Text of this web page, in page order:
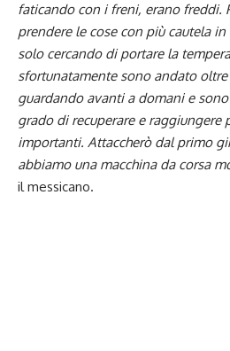
faticando con i freni, erano freddi.
prendere le cose con più cautela
solo cercando di portare la
sfortunatamente sono andato
guardando avanti a domani e
grado di recuperare e raggiungere
importanti. Attaccherò dal primo
abbiamo una macchina da corsa
il messicano.